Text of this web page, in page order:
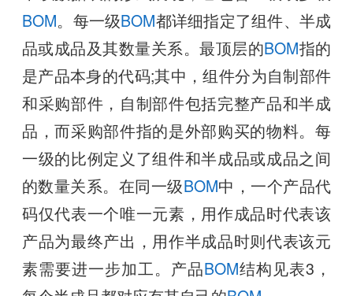
BOM。每一级BOM都详细指定了组件、半成
品或成品及其数量关系。最顶层的BOM指的
是产品本身的代码;其中，组件分为自制部件
和采购部件，自制部件包括完整产品和半成
品，而采购部件指的是外部购买的物料。每
一级的比例定义了组件和半成品或成品之间
的数量关系。在同一级BOM中，一个产品代
码仅代表一个唯一元素，用作成品时代表该
产品为最终产出，用作半成品时则代表该元
素需要进一步加工。产品BOM结构见表3，